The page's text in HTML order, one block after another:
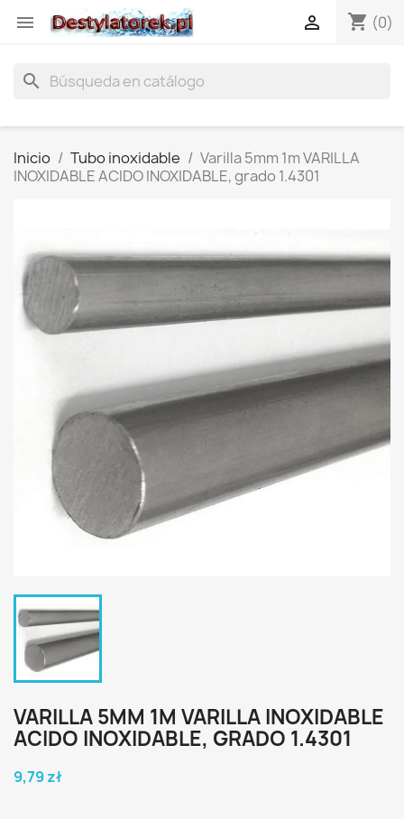
 shopping_cart (0)

search
Inicio Tubo inoxidable
Varilla 5mm 1m VARILLA
INOXIDABLE ACIDO INOXIDABLE, grado 1.4301
VARILLA 5MM 1M VARILLA INOXIDABLE
ACIDO INOXIDABLE, GRADO 1.4301
9,79 zł